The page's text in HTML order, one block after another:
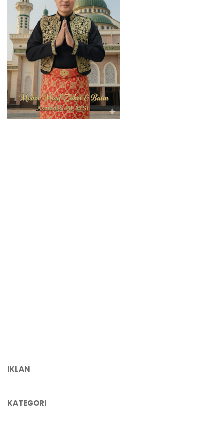
IKLAN
KATEGORI